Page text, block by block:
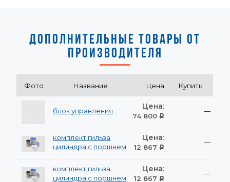
ДОПОЛНИТЕЛЬНЫЕ ТОВАРЫ ОТ
ПРОИЗВОДИТЕЛЯ
Фото Название Цена Купить
блок управления Цена:
74 800 Р
—
комплект:гильза
цилиндра с поршнем
Цена:
12 867 Р
—
комплект:гильза
цилиндра с поршнем
Цена:
12 867 Р
—